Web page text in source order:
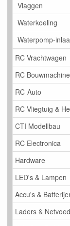
Vlaggen
Waterkoeling
Waterpomp-
RC Vrachtwagen
RC
RC-Auto
RC Vliegtuig &
CTI Modellbau
RC Electronica
Hardware
LED's & Lampen
Accu's &
Laders &